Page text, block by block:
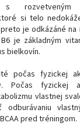
s
si telo
je odkázáné na
je základným
bielkovín.
počas fyzickej
Počas fyzickej
vlastnej
pred tréningom.